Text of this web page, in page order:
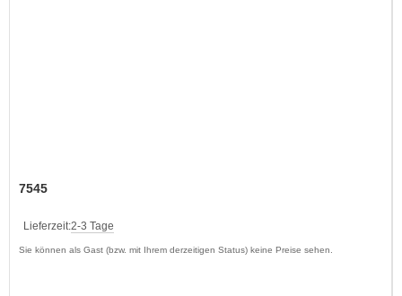
7545
Lieferzeit:2-3 Tage
Sie können als Gast (bzw. mit Ihrem derzeitigen Status) keine Preise sehen.